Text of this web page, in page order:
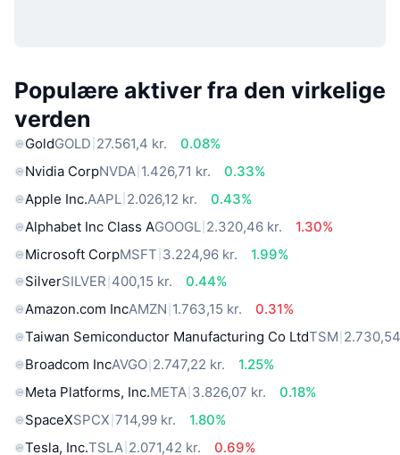
Populære aktiver fra den virkelige
verden
GoldGOLD 27.561,4 kr.
0.08%
Nvidia CorpNVDA 1.426,71 kr.
0.33%
Apple Inc.AAPL 2.026,12 kr.
0.43%
Alphabet Inc Class AGOOGL 2.320,46 kr.
1.30%
Microsoft CorpMSFT 3.224,96 kr.
1.99%
SilverSILVER 400,15 kr.
0.44%
Amazon.com IncAMZN 1.763,15 kr.
0.31%
Taiwan Semiconductor Manufacturing Co LtdTSM
Broadcom IncAVGO 2.747,22 kr.
1.25%
Meta Platforms, Inc.META 3.826,07 kr.
0.18%
SpaceXSPCX 714,99 kr.
1.80%
Tesla, Inc.TSLA 2.071,42 kr.
0.69%